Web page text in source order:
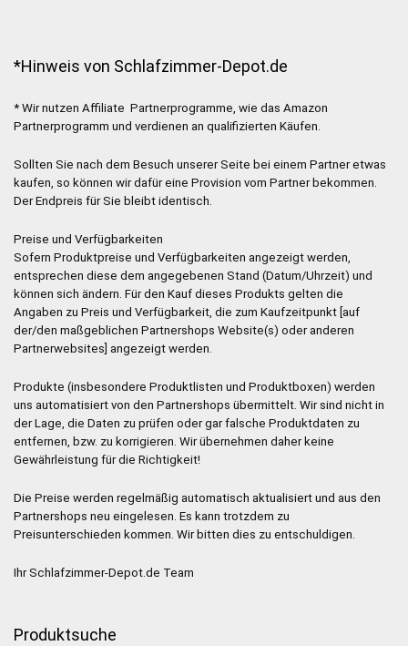
*Hinweis von Schlafzimmer-Depot.de
* Wir nutzen Affiliate Partnerprogramme, wie das Amazon
Partnerprogramm und verdienen an qualifizierten Käufen.
Sollten Sie nach dem Besuch unserer Seite bei einem Partner etwas
kaufen, so können wir dafür eine Provision vom Partner bekommen.
Der Endpreis für Sie bleibt identisch.
Preise und Verfügbarkeiten
Sofern Produktpreise und Verfügbarkeiten angezeigt werden,
entsprechen diese dem angegebenen Stand (Datum/Uhrzeit) und
können sich ändern. Für den Kauf dieses Produkts gelten die
Angaben zu Preis und Verfügbarkeit, die zum Kaufzeitpunkt [auf
der/den maßgeblichen Partnershops Website(s) oder anderen
Partnerwebsites] angezeigt werden.
Produkte (insbesondere Produktlisten und Produktboxen) werden
uns automatisiert von den Partnershops übermittelt. Wir sind nicht in
der Lage, die Daten zu prüfen oder gar falsche Produktdaten zu
entfernen, bzw. zu korrigieren. Wir übernehmen daher keine
Gewährleistung für die Richtigkeit!
Die Preise werden regelmäßig automatisch aktualisiert und aus den
Partnershops neu eingelesen. Es kann trotzdem zu
Preisunterschieden kommen. Wir bitten dies zu entschuldigen.
Ihr Schlafzimmer-Depot.de Team
Produktsuche